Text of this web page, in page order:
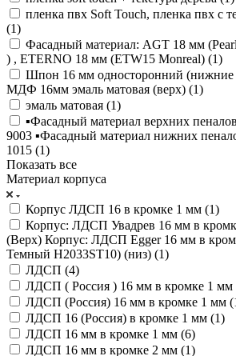
пленка пвх Soft Touch, пленка пвх с
(1)
Фасадный материал: AGT 18 мм
) , ETERNO 18 мм (ETW15 Monreal) (1)
Шпон 16 мм односторонний (нижние
МДФ 16мм эмаль матовая (верх) (1)
эмаль матовая (1)
▪️Фасадный материал верхних
9003 ▪️Фасадный материал нижних
1015 (1)
Показать все
Материал корпуса
Корпус ЛДСП 16 в кромке 1 мм (1)
Корпус: ЛДСП Увадрев 16 мм в
(Верх) Корпус: ЛДСП Egger 16 мм в
Темный Н2033ST10) (низ) (1)
ЛДСП (4)
ЛДСП ( Россия ) 16 мм в кромке 1 мм
ЛДСП (Россия) 16 мм в кромке 1 мм (
ЛДСП 16 (Россия) в кромке 1 мм (1)
ЛДСП 16 мм в кромке 1 мм (6)
ЛДСП 16 мм в кромке 2 мм (1)